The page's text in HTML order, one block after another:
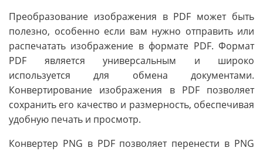
Преобразование изображения в PDF может быть
полезно, особенно если вам нужно отправить или
распечатать изображение в формате PDF. Формат
PDF является универсальным и широко
используется для обмена документами.
Конвертирование изображения в PDF позволяет
сохранить его качество и размерность, обеспечивая
удобную печать и просмотр.
Конвертер PNG в PDF позволяет перенести в PNG